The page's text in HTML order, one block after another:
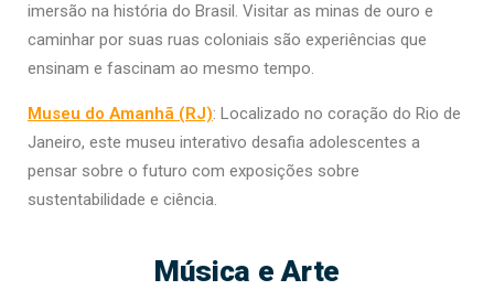
imersão na história do Brasil. Visitar as minas de ouro e
caminhar por suas ruas coloniais são experiências que
ensinam e fascinam ao mesmo tempo.
Museu do Amanhã (RJ): Localizado no coração do Rio de
Janeiro, este museu interativo desafia adolescentes a
pensar sobre o futuro com exposições sobre
sustentabilidade e ciência.
Música e Arte